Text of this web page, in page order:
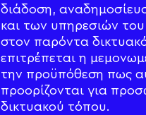
διάδοση,
και των υπηρεσιών
στον παρόντα
επιτρέπεται η
την προϋπόθεση πως
προορίζονται για
δικτυακού τόπου.